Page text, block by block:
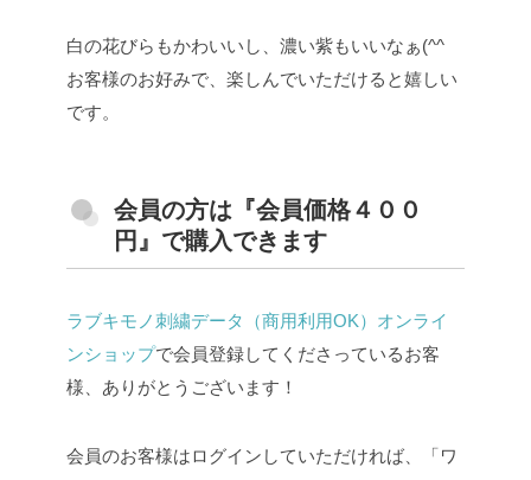
白の花びらもかわいいし、濃い紫もいいなぁ(^^
お客様のお好みで、楽しんでいただけると嬉しい
です。
会員の方は『会員価格４００
円』で購入できます
ラブキモノ刺繍データ（商用利用OK）オンライ
ンショップで会員登録してくださっているお客
様、ありがとうございます！
会員のお客様はログインしていただければ、「ワ